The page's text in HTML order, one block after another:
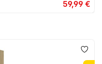
59,99 €